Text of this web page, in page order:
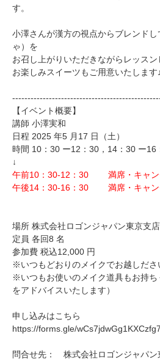
す。
小澤さんが漢方の視点からブレンド
ゃ）を
お召し上がりいただきながらレッスン
お楽しみスイーツもご用意いたします
【イベント概要】
講師 小澤実和
日程 2025 年5 月17 日（土）
時間 10：30 ー12：30，14：30 ー16
↓
午前10：30-12：30 満席・キャン
午後14：30-16：30 満席・キャン
場所 株式会社ロゴンジャパン東京支店
定員 各回8 名
参加費 税込12,000 円
※いつもどおりのメイクでお越しださ
※いつもお使いのメイク道具もお持
をアドバイスいたします）
申し込みはこちら
https://forms.gle/wCs7jdwGg1KXCzfg7
問合せ先： 株式会社ロゴンジャパ